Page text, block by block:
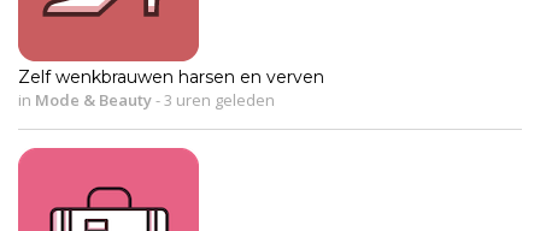
Zelf wenkbrauwen harsen en verven
in Mode & Beauty-3 uren geleden